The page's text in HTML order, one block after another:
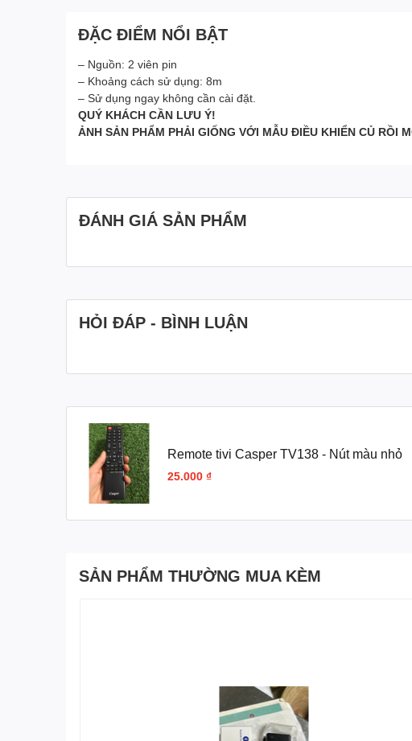
ĐẶC ĐIỂM NỔI BẬT
– Nguồn: 2 viên pin
– Khoảng cách sử dụng: 8m
– Sử dụng ngay không cần cài đặt.
QUÝ KHÁCH CẦN LƯU Ý!
ẢNH SẢN PHẨM PHẢI GIỐNG VỚI MẪU ĐIỀU KHIỂN CỦ RỒI
ĐÁNH GIÁ SẢN PHẨM
HỎI ĐÁP - BÌNH LUẬN
Remote tivi Casper TV138 - Nút màu nhỏ
25.000 ₫
SẢN PHẨM THƯỜNG MUA KÈM